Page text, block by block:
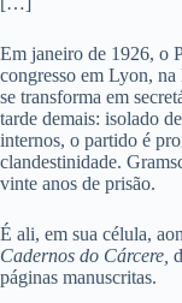
Em janeiro de 1926, o
congresso em Lyon, na
se transforma em
tarde demais: isolado
internos, o partido é
clandestinidade.
vinte anos de prisão.
É ali, em sua célula,
Cadernos do Cárcere,
páginas manuscritas.